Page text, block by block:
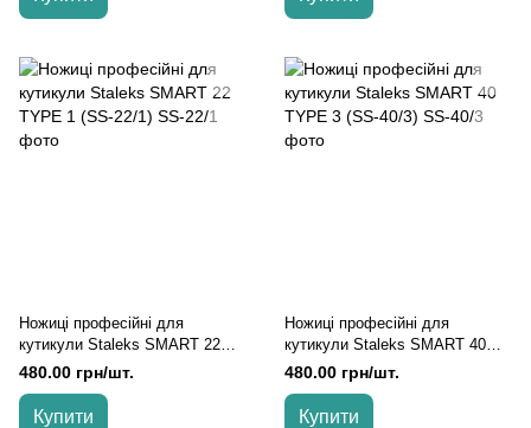
Ножиці професійні для
кутикули Staleks SMART 22
TYPE 1 (SS-22/1)
480.00 грн/шт.
Купити
Ножиці професійні для
кутикули Staleks SMART 40
TYPE 3 (SS-40/3)
480.00 грн/шт.
Купити